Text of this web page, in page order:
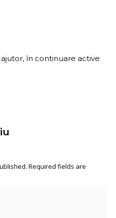
în continuare active
Required fields are